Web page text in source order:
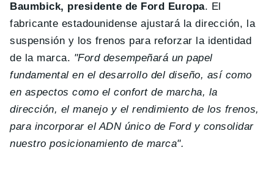
Baumbick, presidente de Ford Europa. El
fabricante estadounidense ajustará la dirección, la
suspensión y los frenos para reforzar la identidad
de la marca. "Ford desempeñará un papel
fundamental en el desarrollo del diseño, así como
en aspectos como el confort de marcha, la
dirección, el manejo y el rendimiento de los frenos,
para incorporar el ADN único de Ford y consolidar
nuestro posicionamiento de marca".